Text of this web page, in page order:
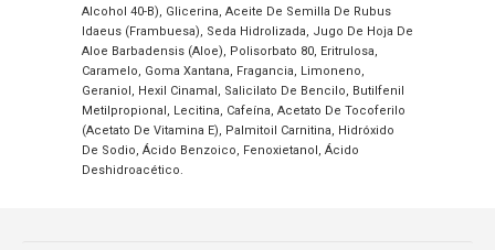
Alcohol 40-B), Glicerina, Aceite De Semilla De Rubus
Idaeus (Frambuesa), Seda Hidrolizada, Jugo De Hoja De
Aloe Barbadensis (Aloe), Polisorbato 80, Eritrulosa,
Caramelo, Goma Xantana, Fragancia, Limoneno,
Geraniol, Hexil Cinamal, Salicilato De Bencilo, Butilfenil
Metilpropional, Lecitina, Cafeína, Acetato De Tocoferilo
(Acetato De Vitamina E), Palmitoil Carnitina, Hidróxido
De Sodio, Ácido Benzoico, Fenoxietanol, Ácido
Deshidroacético.